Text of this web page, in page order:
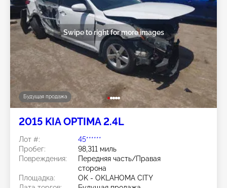
Будущая продажа
Swipe to right for more images
2015 KIA OPTIMA 2.4L
Лот #:
45******
Пробег:
98,311 миль
Повреждения:
Передняя часть/Правая
сторона
Площадка:
OK - OKLAHOMA CITY